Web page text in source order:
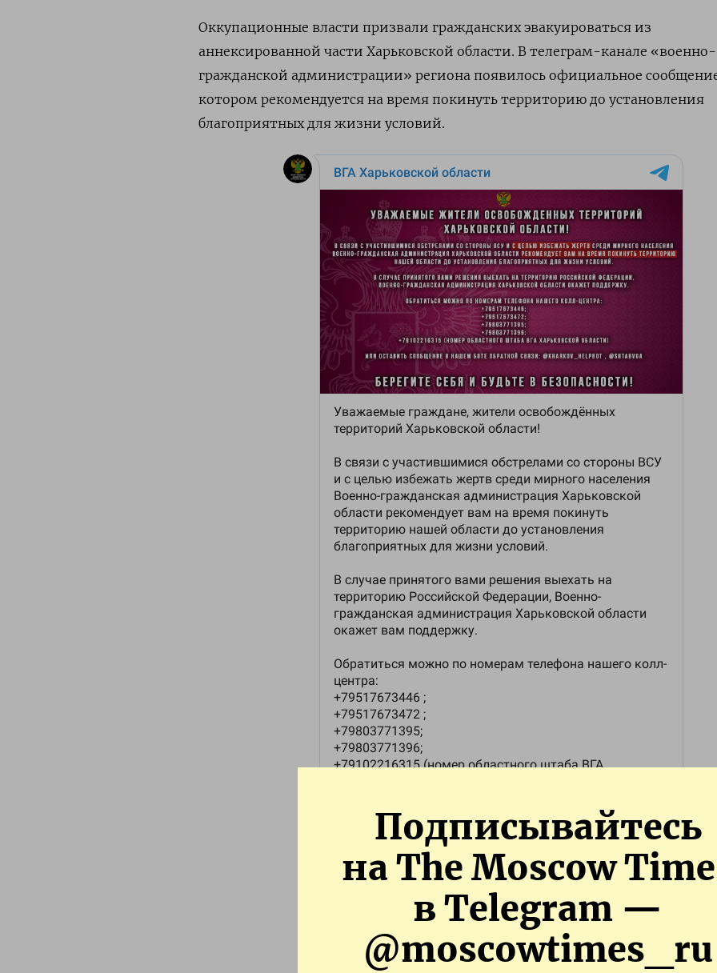
Подписывайтесь
на The Moscow
в Telegram —
@moscowtimes_ru
Оккупационные власти призвали гражданских эвакуироваться из
аннексированной части Харьковской области. В телеграм-канале «военно-
гражданской администрации» региона появилось официальное
котором рекомендуется на время покинуть территорию до установления
благоприятных для жизни условий.